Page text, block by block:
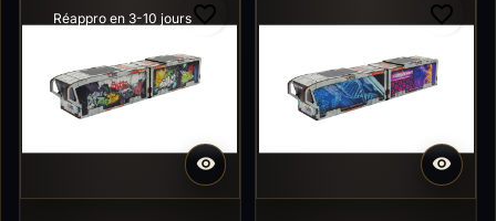
Réappro en 3-10 jours

favorite_border

favorite_border